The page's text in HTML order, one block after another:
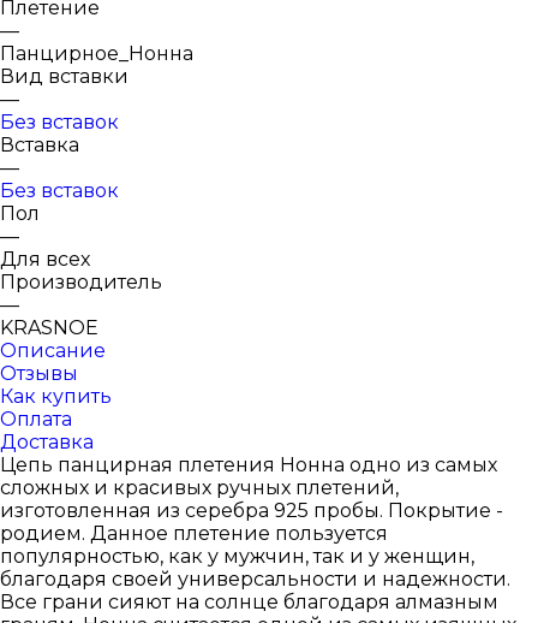
Плетение
—
Панцирное_Нонна
Вид вставки
—
Без вставок
Вставка
—
Без вставок
Пол
—
Для всех
Производитель
—
KRASNOE
Описание
Отзывы
Как купить
Оплата
Доставка
Цепь панцирная плетения Нонна одно из самых
сложных и красивых ручных плетений,
изготовленная из серебра 925 пробы. Покрытие -
родием. Данное плетение пользуется
популярностью, как у мужчин, так и у женщин,
благодаря своей универсальности и надежности.
Все грани сияют на солнце благодаря алмазным